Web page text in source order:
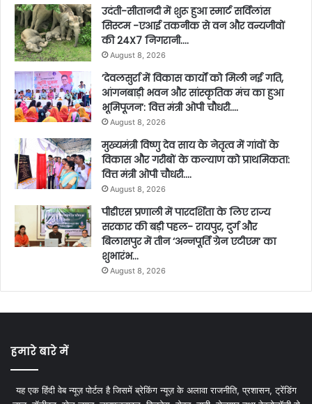
उदंती-सीतानदी में शुरू हुआ स्मार्ट सर्विलांस
सिस्टम -एआई तकनीक से वन और वन्यजीवों
की 24X7 निगरानी….
August 8, 2026
’देवलसुर्रा में विकास कार्यों को मिली नई गति,
आंगनबाड़ी भवन और सांस्कृतिक मंच का हुआ
भूमिपूजन’: वित्त मंत्री ओपी चौधरी….
August 8, 2026
मुख्यमंत्री विष्णु देव साय के नेतृत्व में गांवों के
विकास और गरीबों के कल्याण को प्राथमिकता:
वित्त मंत्री ओपी चौधरी….
August 8, 2026
पीडीएस प्रणाली में पारदर्शिता के लिए राज्य
सरकार की बड़ी पहल- रायपुर, दुर्ग और
बिलासपुर में तीन ‘अन्नपूर्ति ग्रेन एटीएम‘ का
शुभारंभ…
August 8, 2026
हमारे बारे में
यह एक हिंदी वेब न्यूज़ पोर्टल है जिसमें ब्रेकिंग न्यूज़ के अलावा राजनीति, प्रशासन, ट्रेंडिंग